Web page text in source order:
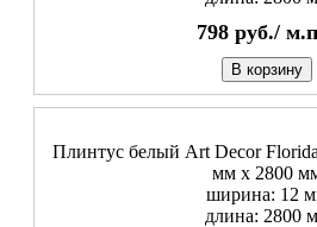
798 руб./
В корзину
Плинтус белый Art Decor
мм х 2800
ширина: 12
длина: 2800